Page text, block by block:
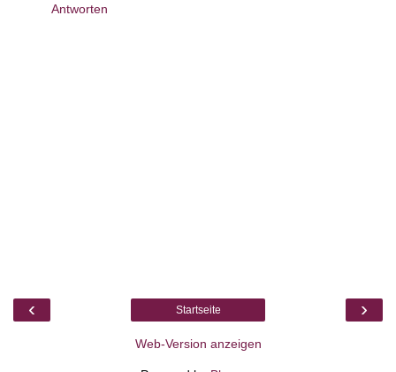
Antworten
‹ ›
Startseite
Web-Version anzeigen